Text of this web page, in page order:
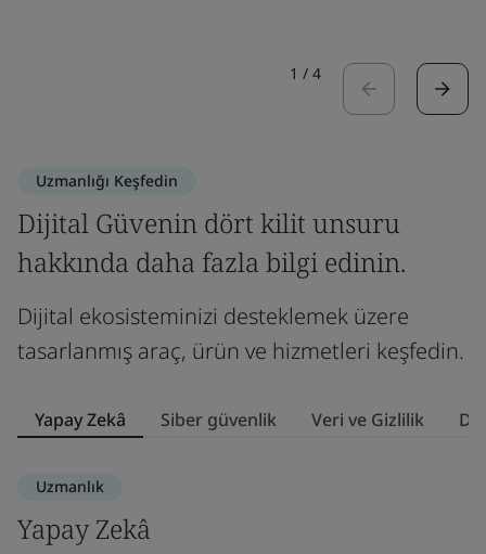
1 / 4
Uzmanlığı Keşfedin
Dijital Güvenin dört kilit unsuru
hakkında daha fazla bilgi edinin.
Dijital ekosisteminizi desteklemek üzere
tasarlanmış araç, ürün ve hizmetleri keşfedin.
Yapay Zekâ Siber güvenlik Veri ve Gizlilik
Uzmanlık
Yapay Zekâ